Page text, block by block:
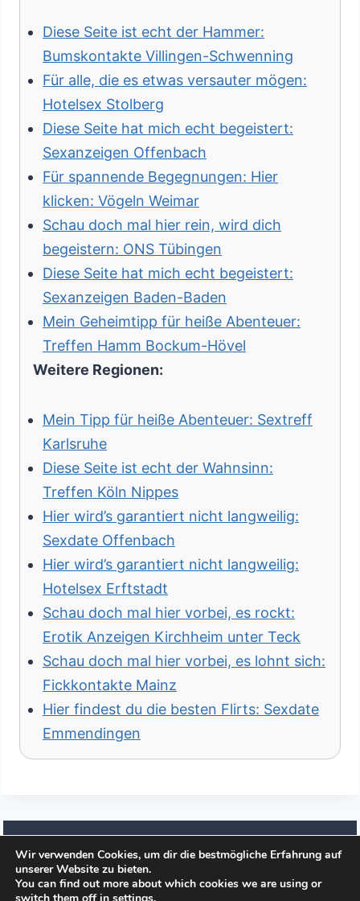
Diese Seite ist echt der Hammer:
Bumskontakte Villingen-Schwenning
Für alle, die es etwas versauter mögen:
Hotelsex Stolberg
Diese Seite hat mich echt begeistert:
Sexanzeigen Offenbach
Für spannende Begegnungen: Hier
klicken: Vögeln Weimar
Schau doch mal hier rein, wird dich
begeistern: ONS Tübingen
Diese Seite hat mich echt begeistert:
Sexanzeigen Baden-Baden
Mein Geheimtipp für heiße Abenteuer:
Treffen Hamm Bockum-Hövel
Weitere Regionen:
Mein Tipp für heiße Abenteuer: Sextreff
Karlsruhe
Diese Seite ist echt der Wahnsinn:
Treffen Köln Nippes
Hier wird’s garantiert nicht langweilig:
Sexdate Offenbach
Hier wird’s garantiert nicht langweilig:
Hotelsex Erftstadt
Schau doch mal hier vorbei, es rockt:
Erotik Anzeigen Kirchheim unter Teck
Schau doch mal hier vorbei, es lohnt sich:
Fickkontakte Mainz
Hier findest du die besten Flirts: Sexdate
Emmendingen
© 2026 Affaere.es
Wir verwenden Cookies, um dir die bestmögliche Erfahrung auf
unserer Website zu bieten.
You can find out more about which cookies we are using or